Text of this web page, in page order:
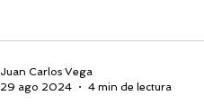
Juan Carlos Vega
29 ago 2024
4 min de lectura